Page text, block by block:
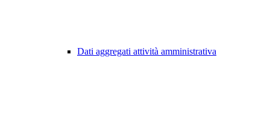
Dati aggregati attività amministrativa